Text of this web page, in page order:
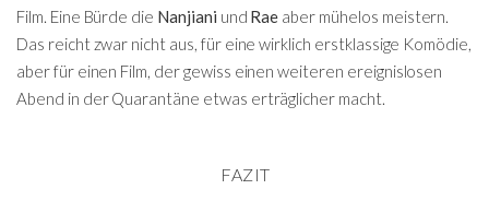
Film. Eine Bürde die Nanjiani und Rae aber mühelos meistern.
Das reicht zwar nicht aus, für eine wirklich erstklassige Komödie,
aber für einen Film, der gewiss einen weiteren ereignislosen
Abend in der Quarantäne etwas erträglicher macht.
FAZIT